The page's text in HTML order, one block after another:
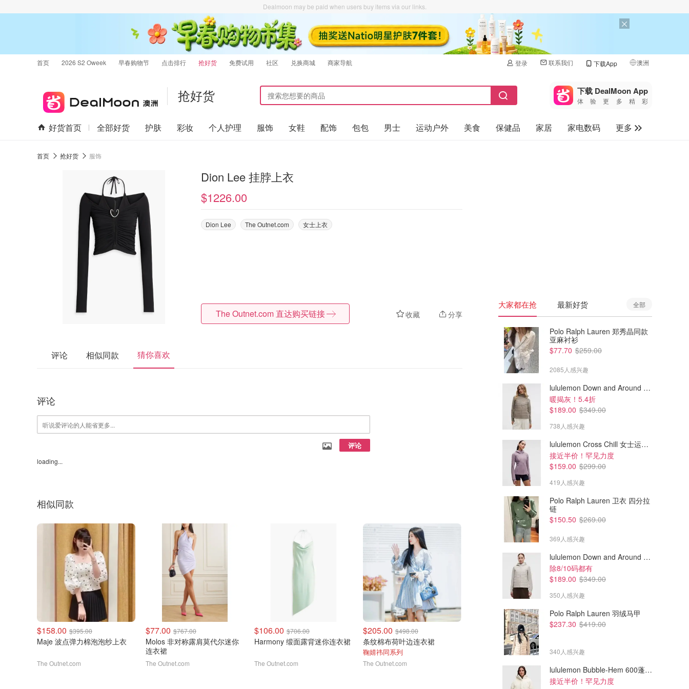
Dealmoon may be paid when users buy items via our links.
首页 2026 S2 Oweek 早春购物节 点击排行 抢好货 免费试用 社区 兑换商城 商家导航 登录 联系我们 下载App 澳洲
🇺🇸
🇨🇳 中国
🇨🇦加拿大
抢好货 下载 DealMoon App
体验更多精彩
好货首页 全部好货 护肤 彩妆 个人护理 服饰 女鞋 配饰 包包 男士 运动户外 美食 保健品 家居 家电数码
更多
首页 抢好货 服饰
Dion Lee 挂脖上衣
$1226.00
Dion Lee The Outnet.com 女士上衣
收藏 分享
The Outnet.com 直达购买链接
评论 相似同款 猜你喜欢
评论
评论
loading...
相似同款
$158.00 $395.00
Maje 波点弹力棉泡泡纱上衣
The Outnet.com
$77.00 $767.00
Molos 非对称露肩莫代尔迷你
连衣裙
The Outnet.com
$106.00 $706.00
Harmony 缎面露背迷你连衣裙
The Outnet.com
$205.00 $498.00
条纹棉布荷叶边连衣裙
鞠婧祎同系列
The Outnet.com
$645.00
Maje 小黑裙
码数齐全 这条好气质
$54.00
大家都在抢 最新好货 全部
Polo Ralph Lauren 郑秀晶同款
亚麻衬衫
$77.70 $259.00
2085人感兴趣
lululemon Down and Around 羽绒夹克
暖揭灰！5.4折
$189.00 $349.00
738人感兴趣
lululemon Cross Chill 女士运动外套
接近半价！罕见力度
$159.00 $299.00
419人感兴趣
Polo Ralph Lauren 卫衣 四分拉
链
$150.50 $269.00
369人感兴趣
lululemon Down and Around 羽绒夹克
除8/10码都有
$189.00 $349.00
350人感兴趣
Polo Ralph Lauren 羽绒马甲
$237.30 $419.00
340人感兴趣
lululemon Bubble-Hem 600蓬松羽绒夹克
接近半价！罕见力度